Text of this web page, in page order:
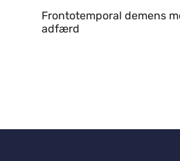
Frontotemporal demens
adfærd